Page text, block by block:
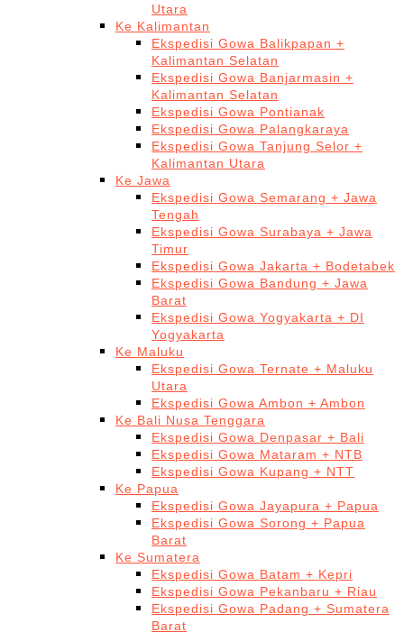
Utara
Ke Kalimantan
Ekspedisi Gowa Balikpapan +
Kalimantan Selatan
Ekspedisi Gowa Banjarmasin +
Kalimantan Selatan
Ekspedisi Gowa Pontianak
Ekspedisi Gowa Palangkaraya
Ekspedisi Gowa Tanjung Selor +
Kalimantan Utara
Ke Jawa
Ekspedisi Gowa Semarang + Jawa
Tengah
Ekspedisi Gowa Surabaya + Jawa
Timur
Ekspedisi Gowa Jakarta + Bodetabek
Ekspedisi Gowa Bandung + Jawa
Barat
Ekspedisi Gowa Yogyakarta + DI
Yogyakarta
Ke Maluku
Ekspedisi Gowa Ternate + Maluku
Utara
Ekspedisi Gowa Ambon + Ambon
Ke Bali Nusa Tenggara
Ekspedisi Gowa Denpasar + Bali
Ekspedisi Gowa Mataram + NTB
Ekspedisi Gowa Kupang + NTT
Ke Papua
Ekspedisi Gowa Jayapura + Papua
Ekspedisi Gowa Sorong + Papua
Barat
Ke Sumatera
Ekspedisi Gowa Batam + Kepri
Ekspedisi Gowa Pekanbaru + Riau
Ekspedisi Gowa Padang + Sumatera
Barat